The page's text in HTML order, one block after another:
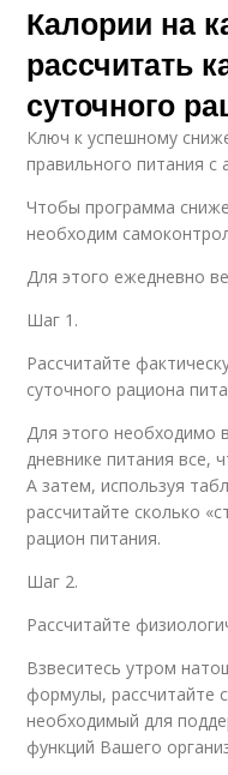
Калории на
рассчитать
суточного
Ключ к успешному
правильного питания
Чтобы программа
необходим
Для этого ежедневно
Шаг 1.
Рассчитайте
суточного рациона
Для этого необходимо
дневнике питания все,
А затем, используя
рассчитайте сколько
рацион питания.
Шаг 2.
Рассчитайте
Взвеситесь утром
формулы, рассчитайте
необходимый для
функций Вашего